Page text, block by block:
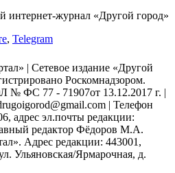
интернет-журнал «Другой город»
, Telegram
| Сетевое издание «Другой
Роскомнадзором.
№ ФС 77 - 71907от 13.12.2017 г. |
| Телефон
адрес эл.почты редакции:
редактор Фёдоров М.А.
Адрес редакции: 443001,
Ульяновская/Ярмарочная, д.